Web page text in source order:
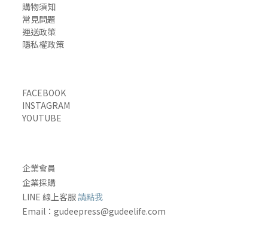
購物須知
常見問題
運送政策
隱私權政策
FACEBOOK
INSTAGRAM
YOUTUBE
企業會員
企業採購
LINE 線上客服 請點我
Email ：gudeepress@gudeelife.com